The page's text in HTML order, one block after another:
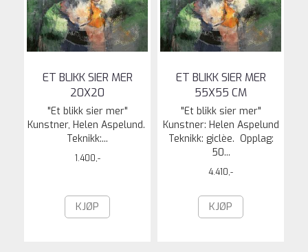
ET BLIKK SIER MER
20X20
"Et blikk sier mer"
Kunstner, Helen Aspelund.
Teknikk:...
1.400,-
KJØP
ET BLIKK SIER MER
55X55 CM
"Et blikk sier mer"
Kunstner: Helen Aspelund
Teknikk: giclèe. Opplag:
50...
4.410,-
KJØP